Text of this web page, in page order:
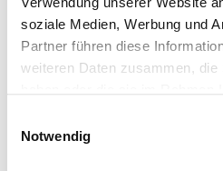
soziale Medien, Werbung und
Partner führen diese
weiteren Daten zusammen, die
Notwendig